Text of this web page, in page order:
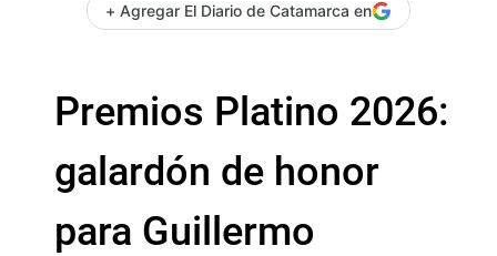
+ Agregar El Diario de Catamarca en
Premios Platino 2026:
galardón de honor
para Guillermo